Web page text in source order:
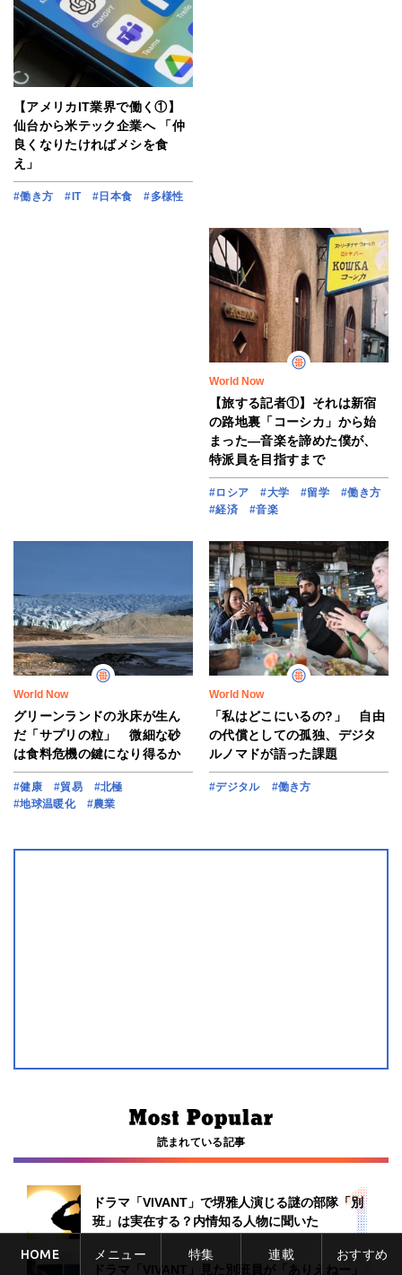
【アメリカIT業界で働く①】
仙台から米テック企業へ 「仲
良くなりたければメシを食
え」
#働き方 #IT #日本食 #多様性
World Now
【旅する記者①】それは新宿
の路地裏「コーシカ」から始
まった―音楽を諦めた僕が、
特派員を目指すまで
#ロシア #大学 #留学
#働き方
#経済
#音楽
World Now
グリーンランドの氷床が生ん
だ「サプリの粒」 微細な砂
は食料危機の鍵になり得るか
#健康 #貿易
#北極
#地球温暖化
#農業
World Now
「私はどこにいるの?」 自由
の代償としての孤独、デジタ
ルノマドが語った課題
#デジタル #働き方
読まれている記事
ドラマ「VIVANT」で堺雅人演じる謎の部隊「別
班」は実在する？内情知る人物に聞いた
ドラマ「VIVANT」見た別班員が「ありえねー」
HOME メニュー 特集 連載 おすすめ